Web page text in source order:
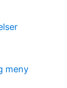
meny